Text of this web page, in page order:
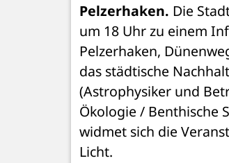
Pelzerhaken. Die
um 18 Uhr zu einem
Pelzerhaken,
das städtische
(Astrophysiker und
Ökologie / Benthische
widmet sich die
Licht.